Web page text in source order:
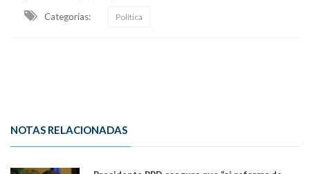
Categorias: Política
NOTAS RELACIONADAS